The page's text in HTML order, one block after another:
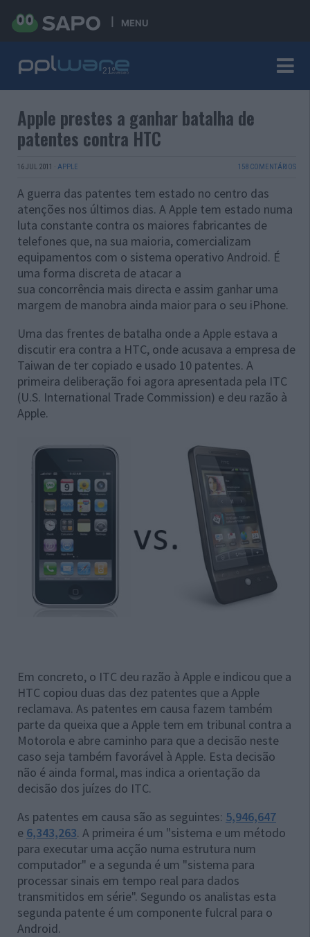
MENU
Apple prestes a ganhar batalha de
patentes contra HTC
16 JUL 2011 · APPLE 158 COMENTÁRIOS
A guerra das patentes tem estado no centro das
atenções nos últimos dias. A Apple tem estado numa
luta constante contra os maiores fabricantes de
telefones que, na sua maioria, comercializam
equipamentos com o sistema operativo Android. É
uma forma discreta de atacar a
sua concorrência mais directa e assim ganhar uma
margem de manobra ainda maior para o seu iPhone.
Uma das frentes de batalha onde a Apple estava a
discutir era contra a HTC, onde acusava a empresa de
Taiwan de ter copiado e usado 10 patentes. A
primeira deliberação foi agora apresentada pela ITC
(U.S. International Trade Commission) e deu razão à
Apple.
Em concreto, o ITC deu razão à Apple e indicou que a
HTC copiou duas das dez patentes que a Apple
reclamava. As patentes em causa fazem também
parte da queixa que a Apple tem em tribunal contra a
Motorola e abre caminho para que a decisão neste
caso seja também favorável à Apple. Esta decisão
não é ainda formal, mas indica a orientação da
decisão dos juízes do ITC.
As patentes em causa são as seguintes: 5,946,647
e 6,343,263. A primeira é um "sistema e um método
para executar uma acção numa estrutura num
computador" e a segunda é um "sistema para
processar sinais em tempo real para dados
transmitidos em série". Segundo os analistas esta
segunda patente é um componente fulcral para o
Android.